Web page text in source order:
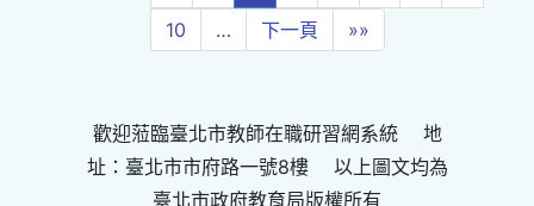
10
… 下一頁 »»
歡迎蒞臨臺北市教師在職研習網系統 地
址：臺北市市府路一號8樓 以上圖文均為
臺北市政府教育局版權所有